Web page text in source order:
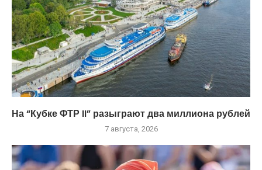
На “Кубке ФТР II” разыграют два миллиона рублей
7 августа, 2026